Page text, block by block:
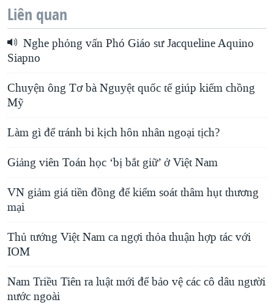
Liên quan
Nghe phỏng vấn Phó Giáo sư Jacqueline Aquino
Siapno
Chuyện ông Tơ bà Nguyệt quốc tế giúp kiếm chồng
Mỹ
Làm gì để tránh bi kịch hôn nhân ngoại tịch?
Giảng viên Toán học ‘bị bắt giữ’ ở Việt Nam
VN giảm giá tiền đồng để kiểm soát thâm hụt thương
mại
Thủ tướng Việt Nam ca ngợi thỏa thuận hợp tác với
IOM
Nam Triều Tiên ra luật mới để bảo vệ các cô dâu người
nước ngoài